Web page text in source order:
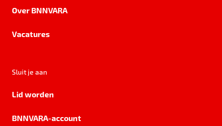
Over BNNVARA
Vacatures
Sluit je aan
Lid worden
BNNVARA-account